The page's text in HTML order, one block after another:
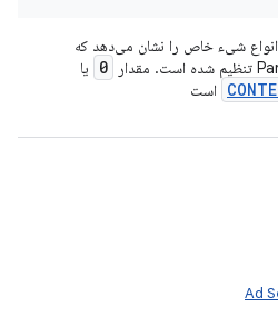
شیء خاص را نشان می‌دهد که
0 یا
است
Ad